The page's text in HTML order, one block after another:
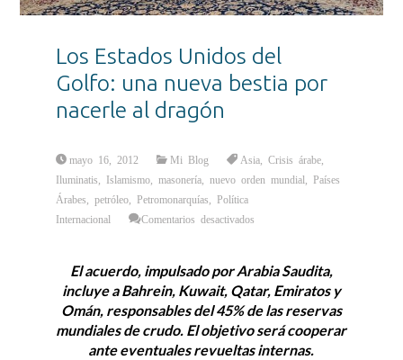
Los Estados Unidos del
Golfo: una nueva bestia por
nacerle al dragón
mayo 16, 2012 Mi Blog Asia ,Crisis árabe
Iluminatis
Islamismo ,masonería ,nuevo orden mundial
Países
Árabes
,petróleo Petromonarquías
Política
Internacional
Comentarios desactivados
Golfo:
una
nueva
bestia
por
al
dragón
El acuerdo, impulsado por Arabia Saudita,
incluye a Bahrein, Kuwait, Qatar, Emiratos y
Omán, responsables del 45% de las reservas
mundiales de crudo. El objetivo será cooperar
ante eventuales revueltas internas.